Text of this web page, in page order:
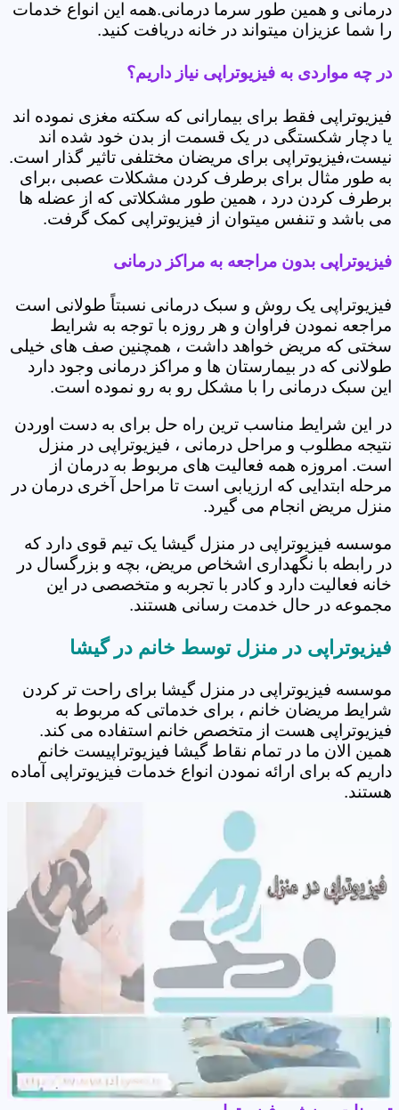
درمانی و همین طور سرما درمانی.همه این انواع خدمات
را شما عزیزان میتواند در خانه دریافت کنید.
در چه مواردی به فیزیوتراپی نیاز داریم؟
فیزیوتراپی فقط برای بیمارانی که سکته مغزی نموده اند
یا دچار شکستگی در یک قسمت از بدن خود شده اند
نیست،فیزیوتراپی برای مریضان مختلفی تاثیر گذار است.
به طور مثال برای برطرف کردن مشکلات عصبی ،برای
برطرف کردن درد ، همین طور مشکلاتی که از عضله ها
می باشد و تنفس میتوان از فیزیوتراپی کمک گرفت.
فیزیوتراپی بدون مراجعه به مراکز درمانی
فیزیوتراپی یک روش و سبک درمانی نسبتاً طولانی است
مراجعه نمودن فراوان و هر روزه با توجه به شرایط
سختی که مریض خواهد داشت ، همچنین صف های خیلی
طولانی که در بیمارستان ها و مراکز درمانی وجود دارد
این سبک درمانی را با مشکل رو به رو نموده است.
در این شرایط مناسب ترین راه حل برای به دست اوردن
نتیجه مطلوب و مراحل درمانی ، فیزیوتراپی در منزل
است. امروزه همه فعالیت های مربوط به درمان از
مرحله ابتدایی که ارزیابی است تا مراحل آخری درمان در
منزل مریض انجام می گیرد.
موسسه فیزیوتراپی در منزل گیشا یک تیم قوی دارد که
در رابطه با نگهداری اشخاص مریض، بچه و بزرگسال در
خانه فعالیت دارد و کادر با تجربه و متخصصی در این
مجموعه در حال خدمت رسانی هستند.
فیزیوتراپی در منزل توسط خانم در گیشا
موسسه فیزیوتراپی در منزل گیشا برای راحت تر کردن
شرایط مریضان خانم ، برای خدماتی که مربوط به
فیزیوتراپی هست از متخصص خانم استفاده می کند.
همین الان ما در تمام نقاط گیشا فیزیوتراپیست خانم
داریم که برای ارائه نمودن انواع خدمات فیزیوتراپی آماده
هستند.